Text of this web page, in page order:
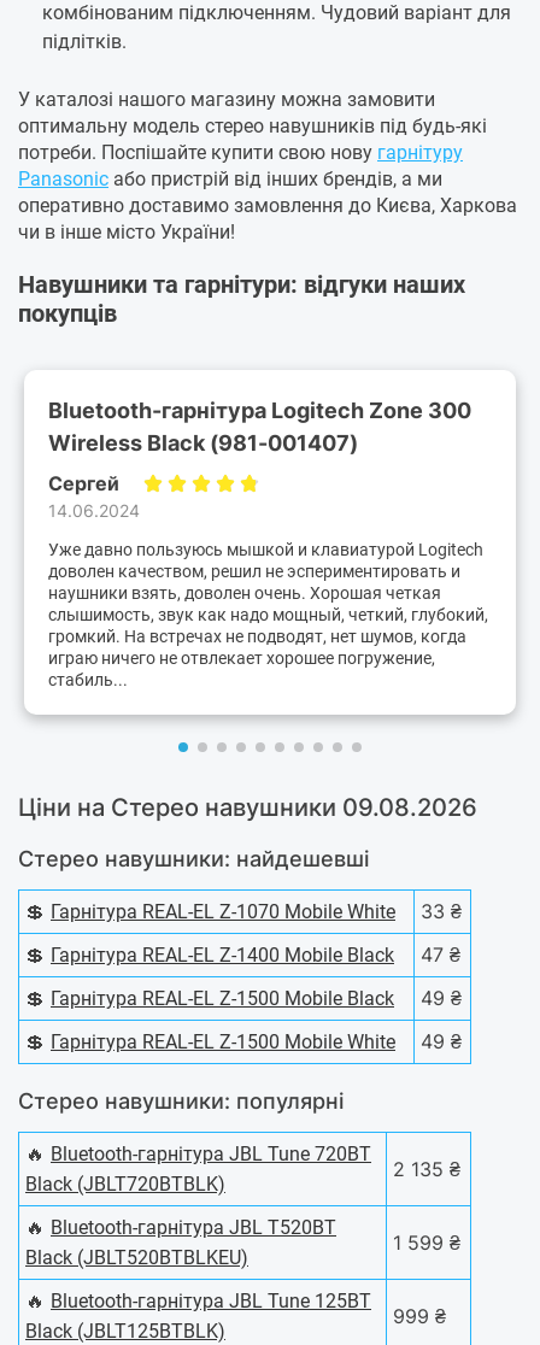
комбінованим підключенням. Чудовий варіант для
підлітків.
У каталозі нашого магазину можна замовити
оптимальну модель стерео навушників під будь-які
потреби. Поспішайте купити свою нову гарнітуру
Panasonic або пристрій від інших брендів, а ми
оперативно доставимо замовлення до Києва, Харкова
чи в інше місто України!
Навушники та гарнітури: відгуки наших
покупців
Bluetooth-гарнітура Logitech Zone 300
Wireless Black (981-001407)
Сергей
14.06.2024
Уже давно пользуюсь мышкой и клавиатурой Logitech
доволен качеством, решил не эспериментировать и
наушники взять, доволен очень. Хорошая четкая
слышимость, звук как надо мощный, четкий, глубокий,
громкий. На встречах не подводят, нет шумов, когда
играю ничего не отвлекает хорошее погружение,
стабиль...
Ціни на Стерео навушники 09.08.2026
Стерео навушники: найдешевші
💲 Гарнітура REAL-EL Z-1070 Mobile White
33 ₴
💲 Гарнітура REAL-EL Z-1400 Mobile Black
47 ₴
💲 Гарнітура REAL-EL Z-1500 Mobile Black
49 ₴
💲 Гарнітура REAL-EL Z-1500 Mobile White 49 ₴
Стерео навушники: популярні
🔥 Bluetooth-гарнітура JBL Tune 720BT
Black (JBLT720BTBLK)
2 135 ₴
🔥 Bluetooth-гарнітура JBL T520BT
Black (JBLT520BTBLKEU)
1 599 ₴
🔥 Bluetooth-гарнітура JBL Tune 125BT
Black (JBLT125BTBLK)
999 ₴